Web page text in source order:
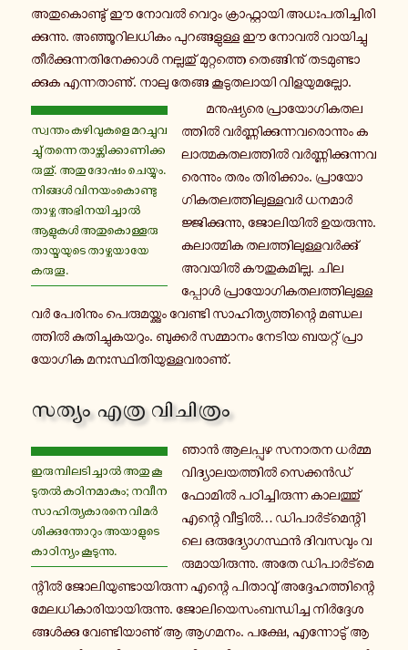
അ­തു­കൊ­ണ്ടു് ഈ നോവൽ വെറും ക്രാ­ഫ്റ്റാ­യി അ­ധഃ­പ­തി­ച്ചി­രി­
ക്കു­ന്നു. അ­ഞ്ഞൂ­റി­ല­ധി­കം പു­റ­ങ്ങ­ളു­ള്ള ഈ നോവൽ വാ­യി­ച്ചു­
തീർ­ക്കു­ന്ന­തി­നേ­ക്കാൾ ന­ല്ല­തു് മു­റ്റ­ത്തെ തെ­ങ്ങി­നു് ത­ട­മു­ണ്ടാ­
ക്കു­ക എ­ന്ന­താ­ണു്. നാലു തേങ്ങ കൂ­ടു­ത­ലാ­യി വി­ള­യു­മ­ല്ലോ.
സ്വ­ന്തം ക­ഴി­വു­ക­ളെ മ­റ­ച്ചു­വ­
ച്ചു് തന്നെ താ­ഴ്ത്തി­ക്കാ­ണി­ക്ക­
രു­തു്. അതു ദോഷം ചെ­യ്യും.
നി­ങ്ങൾ വി­ന­യം­കൊ­ണ്ടു
താഴ്ച അ­ഭി­ന­യി­ച്ചാൽ
ആളുകൾ അ­തു­കൊ­ള്ള­രു­
താ­യ്മ­യു­ടെ താ­ഴ്ച­യാ­യേ
കരുതൂ.
മ­നു­ഷ്യ­രെ പ്രാ­യോ­ഗി­ക­ത­ല­
ത്തിൽ വർ­ണ്ണി­ക്കു­ന്ന­വ­രൊ­ന്നും ക­
ലാ­ത്മ­ക­ത­ല­ത്തിൽ വർ­ണ്ണി­ക്കു­ന്ന­വ­
രെ­ന്നും തരം തി­രി­ക്കാം. പ്രാ­യോ­
ഗി­ക­ത­ല­ത്തി­ലു­ള്ള­വർ ധ­ന­മാർ­
ജ്ജി­ക്കു­ന്നു, ജോ­ലി­യിൽ ഉ­യ­രു­ന്നു.
ക­ലാ­ത്മി­ക ത­ല­ത്തി­ലു­ള്ള­വർ­ക്കു്
അവയിൽ കൗ­തു­ക­മി­ല്ല. ചി­ല­
പ്പോൾ പ്രാ­യോ­ഗി­ക­ത­ല­ത്തി­ലു­ള്ള­
വർ പേ­രി­നും പെ­രു­മ­യ്ക്കും വേ­ണ്ടി സാ­ഹി­ത്യ­ത്തി­ന്റെ മ­ണ്ഡ­ല­
ത്തിൽ കു­തി­ച്ചു­ക­യ­റും. ബു­ക്കർ സ­മ്മാ­നം നേടിയ ബ­യ­റ്റ് പ്രാ­
യോ­ഗി­ക മ­നഃ­സ്ഥി­തി­യു­ള്ള­വ­രാ­ണു്.
സത്യം എത്ര വി­ചി­ത്രം
ഇ­രു­മ്പി­ല­ടി­ച്ചാൽ അതു കൂ­
ടു­തൽ ക­ഠി­ന­മാ­കും; നവീന
സാ­ഹി­ത്യ­കാ­ര­നെ വി­മർ­
ശി­ക്കു­ന്തോ­റും അ­യാ­ളു­ടെ
കാ­ഠി­ന്യം കൂ­ടു­ന്നു.
ഞാൻ ആ­ല­പ്പു­ഴ സനാതന ധർ­മ്മ­
വി­ദ്യാ­ല­യ­ത്തിൽ സെ­ക്കൻ­ഡ്
ഫോമിൽ പ­ഠി­ച്ചി­രു­ന്ന കാ­ല­ത്തു്
എന്റെ വീ­ട്ടിൽ… ഡി­പാർ­ട്മെ­ന്റി­
ലെ ഒ­രു­ദ്യോ­ഗ­സ്ഥൻ ദി­വ­സ­വും വ­
രു­മാ­യി­രു­ന്നു. അതേ ഡി­പാർ­ട്മെ­
ന്റിൽ ജോ­ലി­യു­ണ്ടാ­യി­രു­ന്ന എന്റെ പി­താ­വു് അ­ദ്ദേ­ഹ­ത്തി­ന്റെ
മേ­ല­ധി­കാ­രി­യാ­യി­രു­ന്നു. ജോ­ലി­യെ­സം­ബ­ന്ധി­ച്ച നിർ­ദ്ദേ­ശ­
ങ്ങൾ­ക്കു വേ­ണ്ടി­യാ­ണു് ആ ആഗമനം. പക്ഷേ, എ­ന്നോ­ടു് ആ